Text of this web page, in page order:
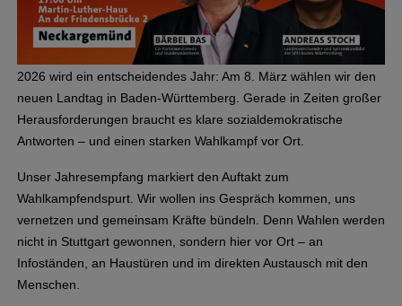
2026 wird ein entscheidendes Jahr: Am 8. März wählen wir den
neuen Landtag in Baden-Württemberg. Gerade in Zeiten großer
Herausforderungen braucht es klare sozialdemokratische
Antworten – und einen starken Wahlkampf vor Ort.
Unser Jahresempfang markiert den Auftakt zum
Wahlkampfendspurt. Wir wollen ins Gespräch kommen, uns
vernetzen und gemeinsam Kräfte bündeln. Denn Wahlen werden
nicht in Stuttgart gewonnen, sondern hier vor Ort – an
Infoständen, an Haustüren und im direkten Austausch mit den
Menschen.